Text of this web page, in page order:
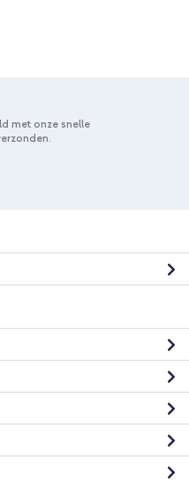
met onze snelle